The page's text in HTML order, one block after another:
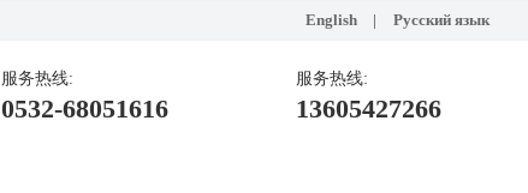
English | Русский язык
服务热线:
0532-68051616
服务热线:
13605427266